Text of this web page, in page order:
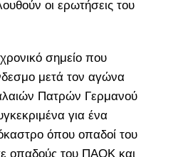
οι ερωτήσεις του
σημείο που
μετά τον αγώνα
Πατρών Γερμανού
για ένα
όπου οπαδοί του
οπαδούς του ΠΑΟΚ και